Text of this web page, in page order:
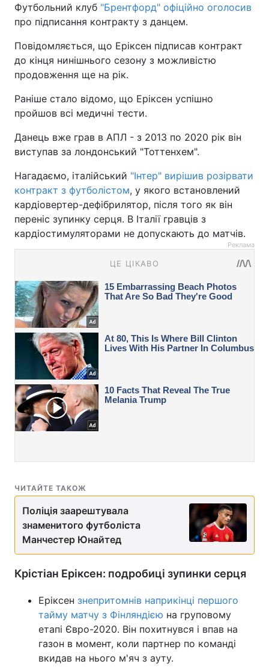
Футбольний клуб "Брентфорд" офіційно оголосив
про підписання контракту з данцем.
Повідомляється, що Еріксен підписав контракт
до кінця нинішнього сезону з можливістю
продовження ще на рік.
Раніше стало відомо, що Еріксен успішно
пройшов всі медичні тести.
Данець вже грав в АПЛ - з 2013 по 2020 рік він
виступав за лондонський "Тоттенхем".
Нагадаємо, італійський "Інтер" вирішив розірвати
контракт з футболістом, у якого встановлений
кардіовертер-дефібрилятор, після того як він
переніс зупинку серця. В Італії гравців з
кардіостимуляторами не допускають до матчів.
Реклама
ЧИТАЙТЕ ТАКОЖ
Поліція заарештувала
знаменитого футболіста
Манчестер Юнайтед
Крістіан Еріксен: подробиці зупинки серця
Еріксен знепритомнів наприкінці першого
тайму матчу з Фінляндією на груповому
етапі Євро-2020. Він похитнувся і впав на
газон в момент, коли партнер по команді
вкидав на нього м'яч з ауту.